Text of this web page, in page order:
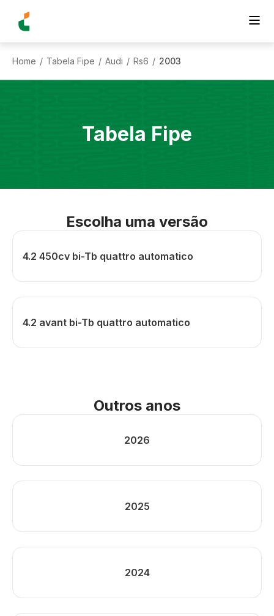
Home / Tabela Fipe / Audi / Rs6 / 2003
Tabela Fipe
Escolha uma versão
4.2 450cv bi-Tb quattro automatico
4.2 avant bi-Tb quattro automatico
Outros anos
2026
2025
2024